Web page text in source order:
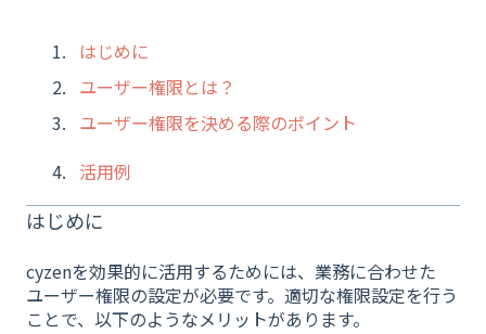
はじめに
ユーザー権限とは？
ユーザー権限を決める際のポイント
活用例
はじめに
cyzenを効果的に活用するためには、業務に合わせた
ユーザー権限の設定が必要です。適切な権限設定を行う
ことで、以下のようなメリットがあります。